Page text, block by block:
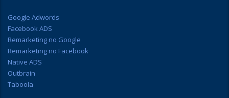
Google Adwords
Facebook ADS
Remarketing no Google
Remarketing no Facebook
Native ADS
Outbrain
Taboola